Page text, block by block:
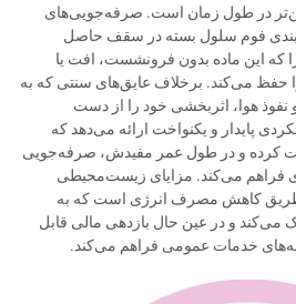
در طول زمان است. صرفه‌جویی‌های
فوم سلول بسته در سقف حاصل
که این ماده بدون فرونشست، افت یا
حفظ می‌کند. برخلاف عایق‌های سنتی که به
هوا، اثربخشی خود را از دست
پایدار و یکنواخت ارائه می‌دهد که
کرده و در طول عمر مفیدش، صرفه‌جویی
فراهم می‌کند. مزایای زیست‌محیطی
کاهش مصرف انرژی است که به
می‌کند و در عین حال بازدهی مالی قابل
خدمات عمومی فراهم می‌کند.